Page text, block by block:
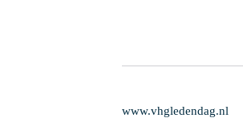
www.vhgledendag.nl